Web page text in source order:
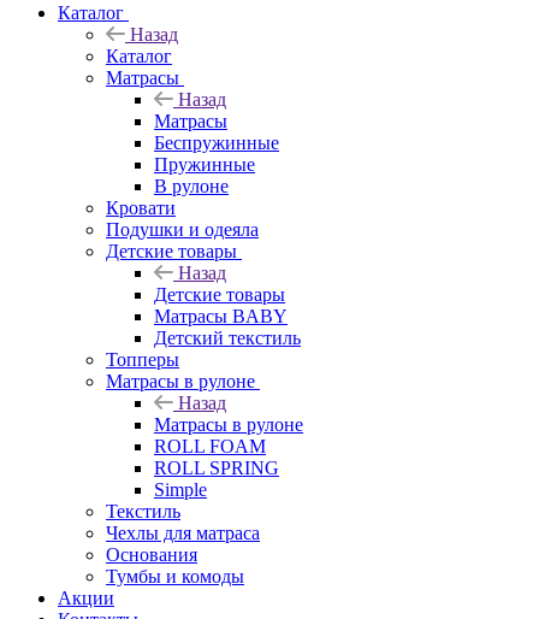
Каталог
Назад
Каталог
Матрасы
Назад
Матрасы
Беспружинные
Пружинные
В рулоне
Кровати
Подушки и одеяла
Детские товары
Назад
Детские товары
Матрасы BABY
Детский текстиль
Топперы
Матрасы в рулоне
Назад
Матрасы в рулоне
ROLL FOAM
ROLL SPRING
Simple
Текстиль
Чехлы для матраса
Основания
Тумбы и комоды
Акции